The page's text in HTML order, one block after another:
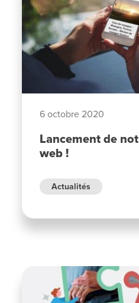
6 octobre 2020
Lancement de
web !
Actualités